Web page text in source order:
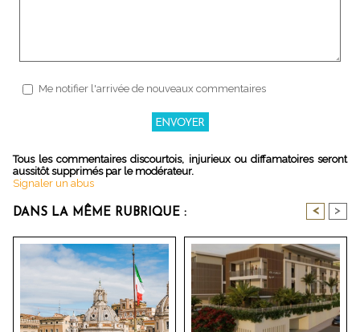
Me notifier l'arrivée de nouveaux commentaires
Tous les commentaires discourtois, injurieux ou diffamatoires seront
aussitôt supprimés par le modérateur.
Signaler un abus
DANS LA MÊME RUBRIQUE : < >